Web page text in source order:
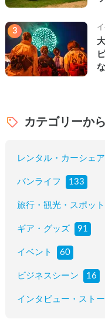
3
カテゴリーか
レンタル・カーシェア
バンライフ 133
旅行・観光・スポット
ギア・グッズ 91
イベント 60
ビジネスシーン 16
インタビュー・スト